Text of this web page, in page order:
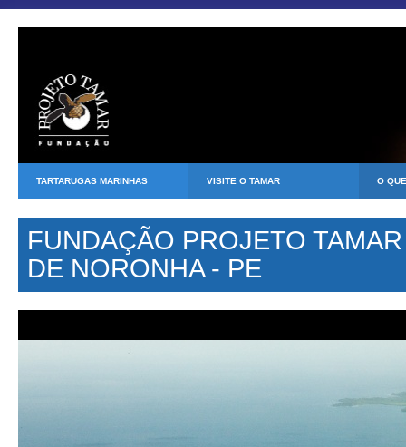
TARTARUGAS MARINHAS VISITE O TAMAR O
FUNDAÇÃO PROJETO
DE NORONHA - PE